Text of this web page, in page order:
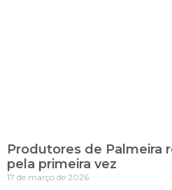
Produtores de Palmeira
pela primeira vez
17 de março de 2026